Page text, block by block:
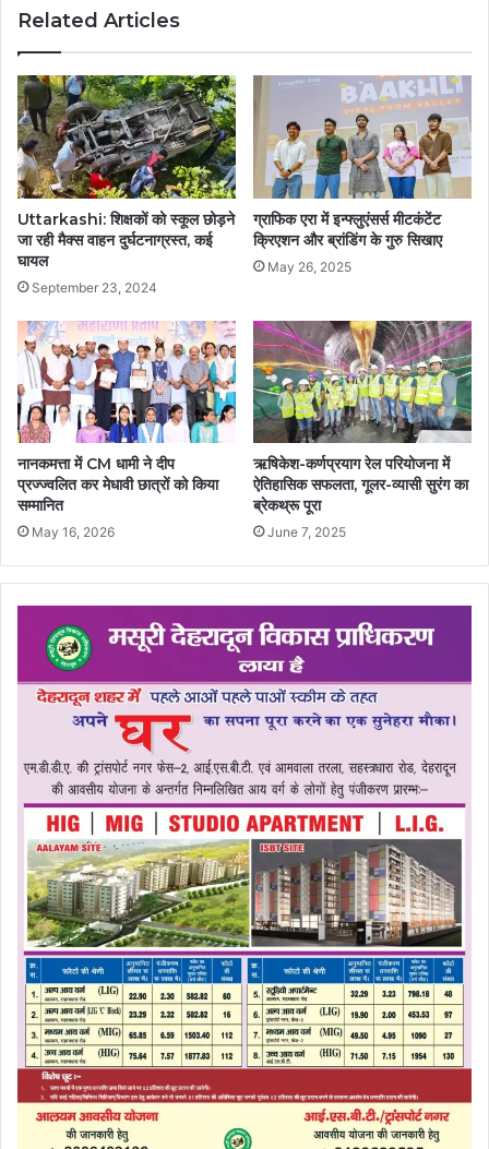
Related Articles
Uttarkashi: शिक्षकों को स्कूल छोड़ने
जा रही मैक्स वाहन दुर्घटनाग्रस्त, कई
घायल
September 23, 2024
ग्राफिक एरा में इन्फ्लुएंसर्स मीटकंटेंट
क्रिएशन और ब्रांडिंग के गुरु सिखाए
May 26, 2025
नानकमत्ता में CM धामी ने दीप
प्रज्ज्वलित कर मेधावी छात्रों को किया
सम्मानित
May 16, 2026
ऋषिकेश-कर्णप्रयाग रेल परियोजना में
ऐतिहासिक सफलता, गूलर-व्यासी सुरंग का
ब्रेकथ्रू पूरा
June 7, 2025